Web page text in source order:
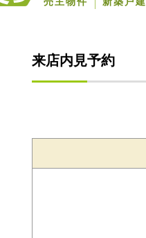
来店内見予約